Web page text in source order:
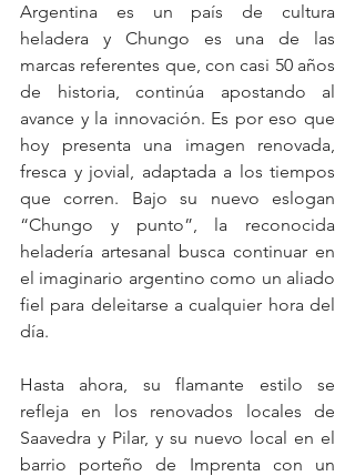
Argentina es un país de cultura
heladera y Chungo es una de las
marcas referentes que, con casi 50 años
de historia, continúa apostando al
avance y la innovación. Es por eso que
hoy presenta una imagen renovada,
fresca y jovial, adaptada a los tiempos
que corren. Bajo su nuevo eslogan
“Chungo y punto”, la reconocida
heladería artesanal busca continuar en
el imaginario argentino como un aliado
fiel para deleitarse a cualquier hora del
día.
Hasta ahora, su flamante estilo se
refleja en los renovados locales de
Saavedra y Pilar, y su nuevo local en el
barrio porteño de Imprenta con un